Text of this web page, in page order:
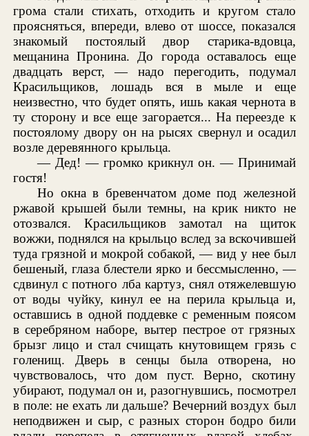
грома стали стихать, отходить и кругом стало
проясняться, впереди, влево от шоссе, показался
знакомый постоялый двор старика-вдовца,
мещанина Пронина. До города оставалось еще
двадцать верст, — надо перегодить, подумал
Красильщиков, лошадь вся в мыле и еще
неизвестно, что будет опять, ишь какая чернота в
ту сторону и все еще загорается... На переезде к
постоялому двору он на рысях свернул и осадил
возле деревянного крыльца.
— Дед! — громко крикнул он. — Принимай
гостя!
Но окна в бревенчатом доме под железной
ржавой крышей были темны, на крик никто не
отозвался. Красильщиков замотал на щиток
вожжи, поднялся на крыльцо вслед за вскочившей
туда грязной и мокрой собакой, — вид у нее был
бешеный, глаза блестели ярко и бессмысленно, —
сдвинул с потного лба картуз, снял отяжелевшую
от воды чуйку, кинул ее на перила крыльца и,
оставшись в одной поддевке с ременным поясом
в серебряном наборе, вытер пестрое от грязных
брызг лицо и стал счищать кнутовищем грязь с
голенищ. Дверь в сенцы была отворена, но
чувствовалось, что дом пуст. Верно, скотину
убирают, подумал он и, разогнувшись, посмотрел
в поле: не ехать ли дальше? Вечерний воздух был
неподвижен и сыр, с разных сторон бодро били